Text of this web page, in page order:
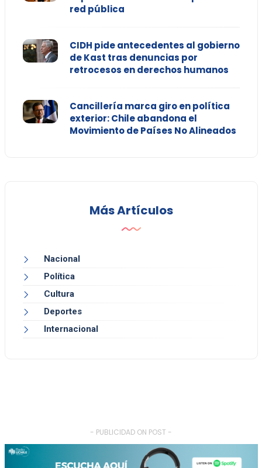
red pública
CIDH pide antecedentes al gobierno
de Kast tras denuncias por
retrocesos en derechos humanos
Cancillería marca giro en política
exterior: Chile abandona el
Movimiento de Países No Alineados
Más Artículos
Nacional
Política
Cultura
Deportes
Internacional
- PUBLICIDAD ON POST -